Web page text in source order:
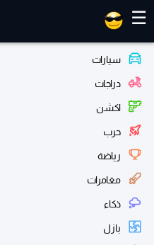
☰
سيارات
دراجات
اكشن
حرب
رياضة
مغامرات
ذكاء
بازل